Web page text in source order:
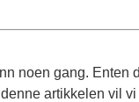
noen gang.
artikkelen vil